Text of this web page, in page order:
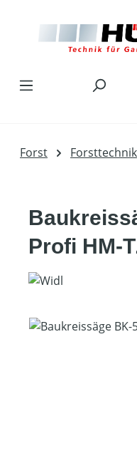
Forst Forsttechnik
Profi HM-
Bildergalerie